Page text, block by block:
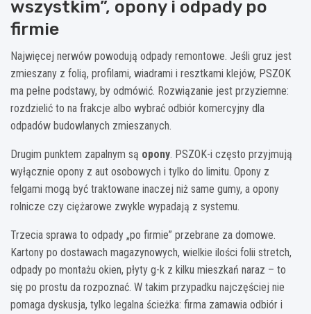
wszystkim”, opony i odpady po
firmie
Najwięcej nerwów powodują odpady remontowe. Jeśli gruz jest
zmieszany z folią, profilami, wiadrami i resztkami klejów, PSZOK
ma pełne podstawy, by odmówić. Rozwiązanie jest przyziemne:
rozdzielić to na frakcje albo wybrać odbiór komercyjny dla
odpadów budowlanych zmieszanych.
Drugim punktem zapalnym są opony. PSZOK-i często przyjmują
wyłącznie opony z aut osobowych i tylko do limitu. Opony z
felgami mogą być traktowane inaczej niż same gumy, a opony
rolnicze czy ciężarowe zwykle wypadają z systemu.
Trzecia sprawa to odpady „po firmie” przebrane za domowe.
Kartony po dostawach magazynowych, wielkie ilości folii stretch,
odpady po montażu okien, płyty g-k z kilku mieszkań naraz – to
się po prostu da rozpoznać. W takim przypadku najczęściej nie
pomaga dyskusja, tylko legalna ścieżka: firma zamawia odbiór i